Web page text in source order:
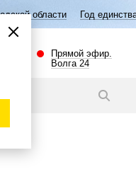
Год единства народов России
Прямой эфир.
Волга 24